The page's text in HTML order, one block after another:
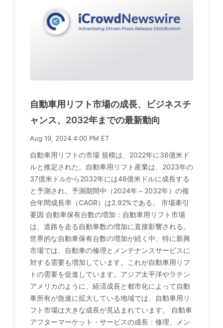
自動車用リフト市場の成長、ビジネスチ
ャンス、2032年までの最新動向
Aug 19, 2024 4:00 PM ET
自動車用リフトの市場 規模は、2022年に36億米ド
ルと推定された。自動車用リフト産業は、2023年の
37億米ドルから2032年には48億米ドルに成長する
と予測され、予測期間中（2024年～2032年）の複
合年間成長率（CAGR）は2.92%である。 市場牽引
要因 自動車保有台数の増加：自動車用リフト市場
は、道路を走る自動車数の増加に直接影響される。
世界的な自動車保有台数の増加が続く中、特に新興
市場では、自動車の修理とメンテナンスサービスに
対する需要も増加しています。これが自動車用リフ
トの需要を促進しています。アジア太平洋やラテン
アメリカのように、経済成長と都市化によって自動
車所有が急速に拡大している地域では、自動車用リ
フト市場は大きな成長が見込まれています。 自動車
アフターマーケット・サービスの成長：修理、メン